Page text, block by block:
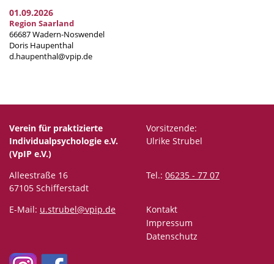
01.09.2026
Region Saarland
66687 Wadern-Noswendel
Doris Haupenthal
d.haupenthal@vpip.de
Verein für praktizierte
Individualpsychologie e.V.
(VpIP e.V.)
Vorsitzende:
Ulrike Strubel
Alleestraße 16
67105 Schifferstadt
Tel.: 06235 - 77 07
E-Mail: u.strubel@vpip.de
Kontakt
Impressum
Datenschutz